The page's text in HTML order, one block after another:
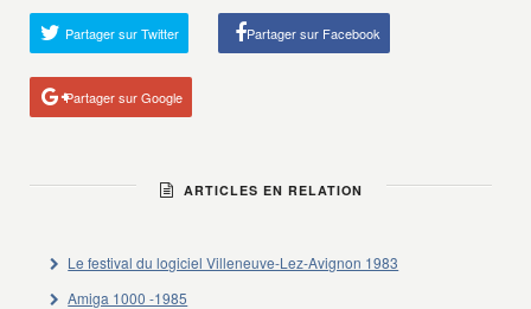
Partager sur Twitter Partager sur Facebook
Partager sur Google
ARTICLES EN RELATION
Le festival du logiciel Villeneuve-Lez-Avignon 1983
Amiga 1000 -1985